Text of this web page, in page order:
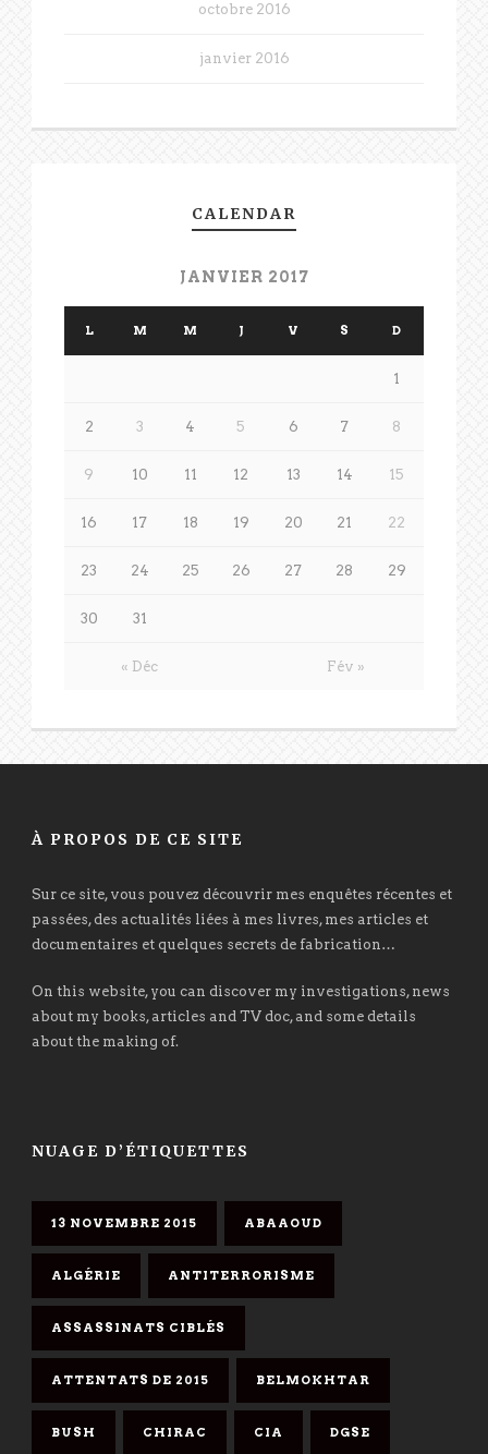
octobre 2016
janvier 2016
CALENDAR
JANVIER 2017
L M M J V S D
« Déc Fév »
1
2 3 4 5 6 7 8
9 10 11 12 13 14 15
16 17 18 19 20 21 22
23 24 25 26 27 28 29
30 31
À PROPOS DE CE SITE
Sur ce site, vous pouvez découvrir mes enquêtes récentes et
passées, des actualités liées à mes livres, mes articles et
documentaires et quelques secrets de fabrication…
On this website, you can discover my investigations, news
about my books, articles and TV doc, and some details
about the making of.
NUAGE D’ÉTIQUETTES
13 NOVEMBRE 2015 ABAAOUD
ALGÉRIE ANTITERRORISME
ASSASSINATS CIBLÉS
ATTENTATS DE 2015 BELMOKHTAR
BUSH CHIRAC CIA DGSE